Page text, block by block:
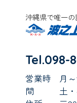
沖縄県で唯一
Tel.098-
営業時
間
月
土